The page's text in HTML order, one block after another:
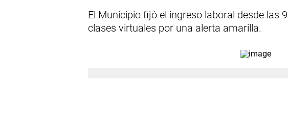
El Municipio fijó el ingreso laboral desde las
clases virtuales por una alerta amarilla.